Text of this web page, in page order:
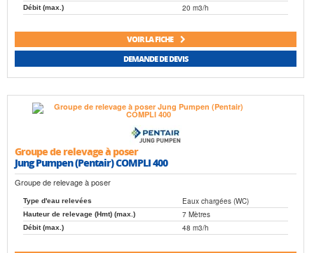
Débit (max.) 20 m3/h
VOIR LA FICHE
DEMANDE DE DEVIS
Groupe de relevage à poser
Jung Pumpen (Pentair) COMPLI 400
Groupe de relevage à poser
Type d'eau relevées Eaux chargées (WC)
Hauteur de relevage (Hmt) (max.) 7 Mètres
Débit (max.) 48 m3/h